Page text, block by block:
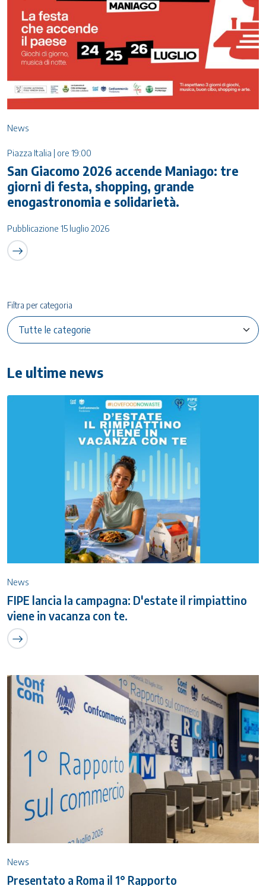
News
Piazza Italia | ore 19:00
San Giacomo 2026 accende Maniago: tre
giorni di festa, shopping, grande
enogastronomia e solidarietà.
Pubblicazione 15 luglio 2026
Filtra per categoria
Le ultime news
News
FIPE lancia la campagna: D'estate il rimpiattino
viene in vacanza con te.
News
Presentato a Roma il 1° Rapporto